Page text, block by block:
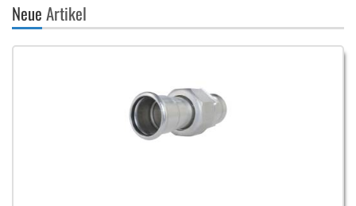
NeueArtikel